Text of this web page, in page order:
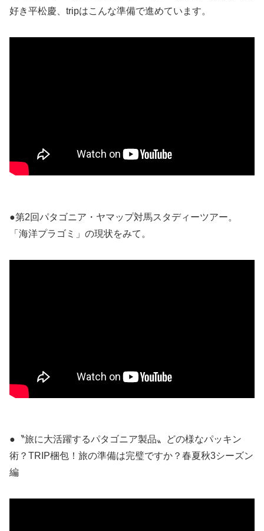
好き平松慶、tripはこんな準備で進めています。
●第2回パタゴニア・ヤマップ対馬スタディーツアー。
「海洋プラゴミ」の現状をみて。
●〝旅に大活躍するパタゴニア製品〟どの様なパッキン
術？TRIP梱包！旅の準備は完璧ですか？春夏秋3シーズン
編